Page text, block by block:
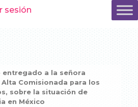
sesión
entregado a la señora
Alta Comisionada para los
sobre la situación de
en México